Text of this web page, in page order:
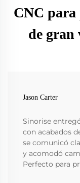
CNC para
de gran
Jason Carter
Sinorise
con acabados
se comunicó
y acomodó
Perfecto para